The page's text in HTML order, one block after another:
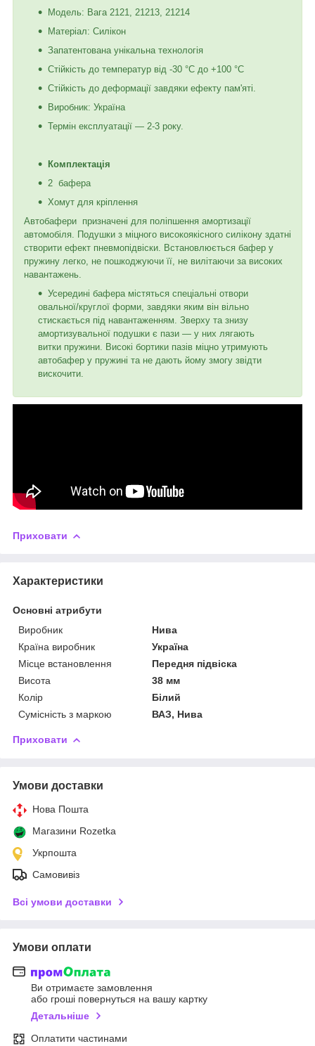
Модель: Вага 2121, 21213, 21214
Матеріал: Силікон
Запатентована унікальна технологія
Стійкість до температур від -30 °C до +100 °C
Стійкість до деформації завдяки ефекту пам'яті.
Виробник: Україна
Термін експлуатації — 2-3 року.
Комплектація
2 бафера
Хомут для кріплення
Автобафери призначені для поліпшення амортизації
автомобіля. Подушки з міцного високоякісного силікону здатні
створити ефект пневмопідвіски. Встановлюється бафер у
пружину легко, не пошкоджуючи її, не вилітаючи за високих
навантажень.
Усередині бафера містяться спеціальні отвори
овальної/круглої форми, завдяки яким він вільно
стискається під навантаженням. Зверху та знизу
амортизувальної подушки є пази — у них лягають
витки пружини. Високі бортики пазів міцно утримують
автобафер у пружині та не дають йому змогу звідти
вискочити.
Приховати
Характеристики
Основні атрибути
Виробник
Нива
Країна виробник
Україна
Місце встановлення
Передня підвіска
Висота
38 мм
Колір
Білий
Сумісність з маркою
ВАЗ, Нива
Приховати
Умови доставки
Нова Пошта
Магазини Rozetka
Укрпошта
Самовивіз
Всі умови доставки
Умови оплати
Ви отримаєте замовлення
або гроші повернуться на вашу картку
Детальніше
Оплатити частинами